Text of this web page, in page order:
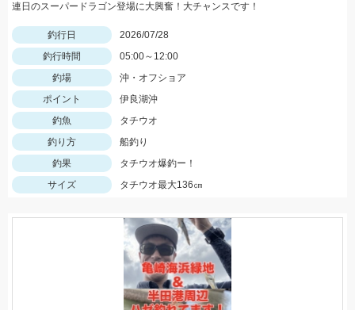
連日のスーパードラゴン登場に大興奮！大チャンスです！
釣行日
2026/07/28
釣行時間
05:00～12:00
釣場
沖・オフショア
ポイント
伊良湖沖
釣魚
タチウオ
釣り方
船釣り
釣果
タチウオ爆釣ー！
サイズ
タチウオ最大136㎝